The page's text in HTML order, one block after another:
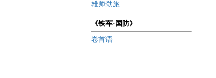
雄师劲旅
《铁军·国防》
卷首语